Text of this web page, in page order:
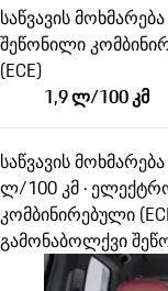
საწვავის მოხმარება
შეწონილი
(ECE)
1,9 ლ/100 კმ
საწვავის
ლ/100 კმ ·
კომბინირებული
გამონაბოლქვი